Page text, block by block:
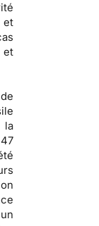
de
la